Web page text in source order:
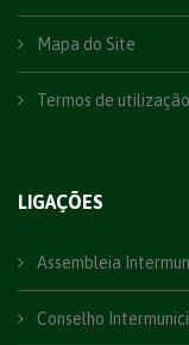
Mapa do Site
Termos de
LIGAÇÕES
Assembleia
Conselho